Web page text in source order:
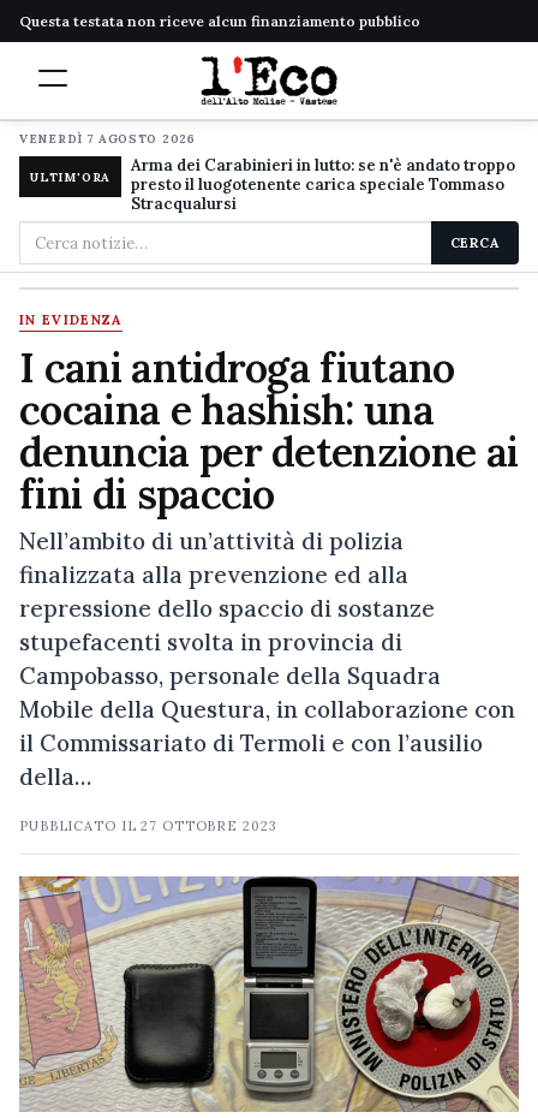
Questa testata non riceve alcun finanziamento pubblico
VENERDÌ 7 AGOSTO 2026
ULTIM'ORA
Arma dei Carabinieri in lutto: se n'è andato troppo
presto il luogotenente carica speciale Tommaso
Stracqualursi
Cerca
nel
sito
CERCA
IN EVIDENZA
I cani antidroga fiutano
cocaina e hashish: una
denuncia per detenzione ai
fini di spaccio
Nell’ambito di un’attività di polizia
finalizzata alla prevenzione ed alla
repressione dello spaccio di sostanze
stupefacenti svolta in provincia di
Campobasso, personale della Squadra
Mobile della Questura, in collaborazione con
il Commissariato di Termoli e con l’ausilio
della…
PUBBLICATO IL27 OTTOBRE 2023